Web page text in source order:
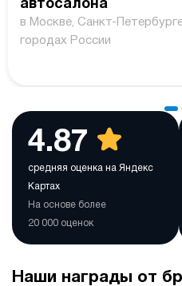
автосалона
в Москве, Санкт-
городах России
4.87
средняя оценка на Яндекс
Картах
На основе более
20 000 оценок
Наши награды от